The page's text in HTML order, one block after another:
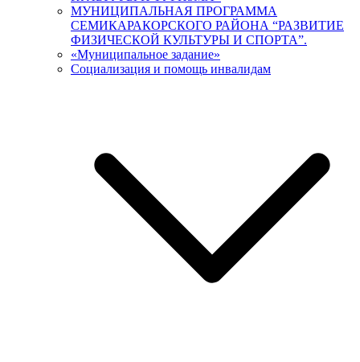
МУНИЦИПАЛЬНАЯ ПРОГРАММА
СЕМИКАРАКОРСКОГО РАЙОНА “РАЗВИТИЕ
ФИЗИЧЕСКОЙ КУЛЬТУРЫ И СПОРТА”.
«Муниципальное задание»
Социализация и помощь инвалидам